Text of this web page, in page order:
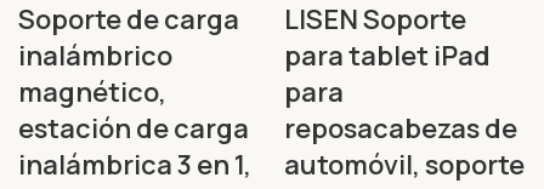
Soporte de carga
inalámbrico
magnético,
estación de carga
inalámbrica 3 en 1,
LISEN Soporte
para tablet iPad
para
reposacabezas de
automóvil, soporte